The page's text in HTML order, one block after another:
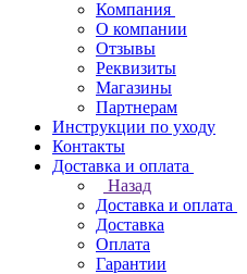
Компания
О компании
Отзывы
Реквизиты
Магазины
Партнерам
Инструкции по уходу
Контакты
Доставка и оплата
Назад
Доставка и оплата
Доставка
Оплата
Гарантии